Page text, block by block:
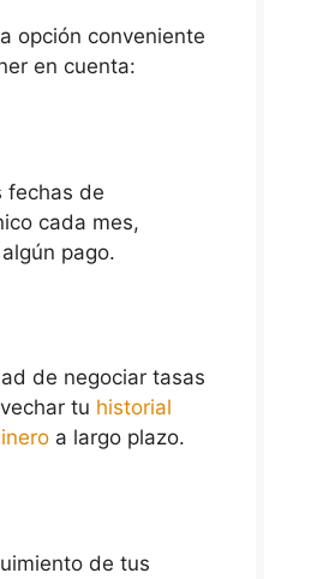
opción conveniente
en cuenta:
fechas de
cada mes,
pago.
de negociar tasas
tu historial
a largo plazo.
de tus